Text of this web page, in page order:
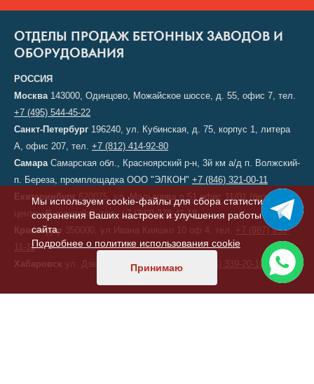
ОТДЕЛЫ ПРОДАЖ БЕТОННЫХ ЗАВОДОВ И
ОБОРУДОВАНИЯ
РОССИЯ
Москва143000, Одинцово, Можайское шоссе, д. 55, офис 7, тел.
+7 (495) 544-45-22
Санкт-Петербург 196240, ул. Кубинская, д. 75, корпус 1, литера
А, офис 207, тел. +7 (812) 414-92-80
СамараСамарская обл., Красноярский р-н, 3й км а/д п. Волжский-
п. Береза, промплощадка ООО "ЭЛКОН" +7 (846) 321-00-11
Екатеринбург 620075, ул. Малышева д.51 офис 11/01 (бизнес-
центр «Высоцкий»), тел. +7 (343) 378-41-18
Краснодар 350000, ул.Ивана Кияшко 10 оф 4, тел. +7 (987) 950-
11-11
Хабаровск ул. Дзержинского, д. 6, тел. +7 (914) 339-20-10
Мы используем cookie-файлы для сбора статистики,
сохранения Ваших настроек и улучшения работы
сайта.
Подробнее о политике использования cookie
Принимаю